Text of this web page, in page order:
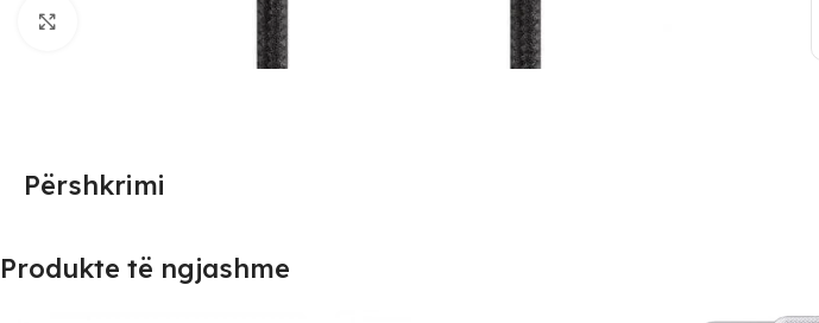
Përshkrimi
Produkte të ngjashme